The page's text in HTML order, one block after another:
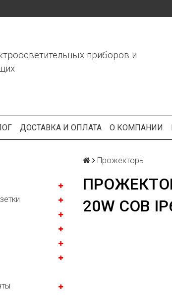
приборов и
ДОСТАВКА И ОПЛАТА О КОМПАНИИ
Прожекторы
20W COB